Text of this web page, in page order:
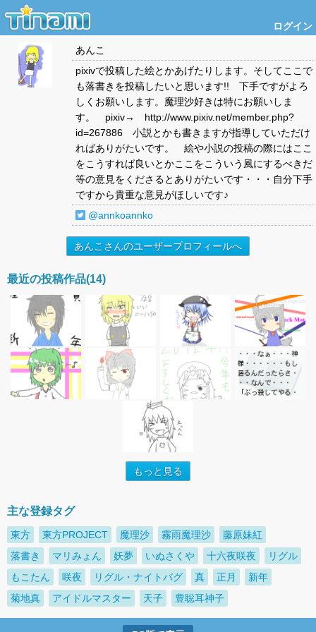
ログイン
あんこ
pixivで投稿した絵とかあげたりします。そしてここで
も落書きを投稿したいと思います!! 下手ですがよろ
しくお願いします。魔理沙好きは特にお願いしま
す。 pixiv→ http://www.pixiv.net/member.php?
id=267886 小説とかも書きますが指導していただけ
ればありがたいです。 絵や小説の投稿の際にはここ
をこうすれば良いとかここをこういう風にするべきだ
等の意見をくださるとありがたいです・・・自分下手
ですから貴重な意見がほしいです♪
@annkoannko
あんこさんのユーザープロフィールへ
最近の投稿作品(14)
もっと見る
主な登録タグ
東方 東方PROJECT 魔理沙 霧雨魔理沙
藤原妹紅
落書き
マリみょん 妖夢 いぬさくや 十六夜咲夜
リグル
もこたん
咲夜 リグル・ナイトバグ 真 正月
新年
菊地真
アイドルマスター 天子 豊聡耳神子